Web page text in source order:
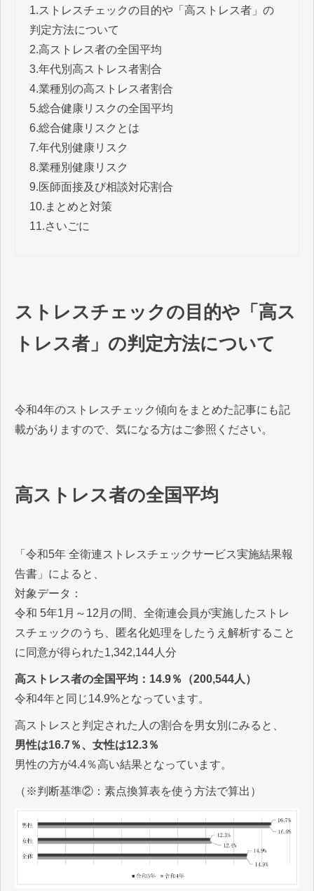
1.ストレスチェックの目的や「高ストレス者」の
判定方法について
2.高ストレス者の全国平均
3.年代別高ストレス者割合
4.業種別の高ストレス者割合
5.総合健康リスクの全国平均
6.総合健康リスクとは
7.年代別健康リスク
8.業種別健康リスク
9.医師面接及び相談対応割合
10. まとめと対策
11.さいごに
ストレスチェックの目的や「高ス
トレス者」の判定方法について
令和4年のストレスチェック傾向をまとめた記事にも記
載がありますので、気になる方はご参照ください。
高ストレス者の全国平均
「令和5年 全衛連ストレスチェックサービス実施結果報
告書」によると、
対象データ：
令和 5年1月～12月の間、全衛連会員が実施したストレ
スチェックのうち、匿名化処理をしたうえ解析すること
に同意が得られた1,342,144人分
高ストレス者の全国平均：14.9％（200,544人）
令和4年と同じ14.9%となっています。
高ストレスと判定された人の割合を男女別にみると、
男性は16.7％、女性は12.3％
男性の方が4.4％高い結果となっています。
（※判断基準②：素点換算表を使う方法で算出）